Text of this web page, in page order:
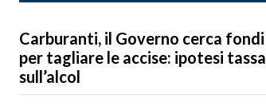
Carburanti, il Governo cerca fondi
per tagliare le accise: ipotesi tassa
sull’alcol